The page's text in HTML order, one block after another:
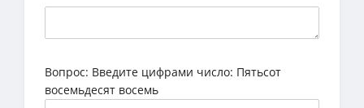
Вопрос: Введите цифрами число: Пятьсот
восемьдесят восемь